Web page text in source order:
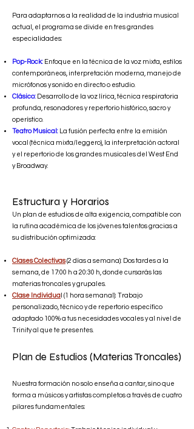
Para adaptarnos a la realidad de la industria musical
actual, el programa se divide en tres grandes
especialidades:
Pop-Rock: Enfoque en la técnica de la voz mixta, estilos
contemporáneos, interpretación moderna, manejo de
micrófonos y sonido en directo o estudio.
Clásico: Desarrollo de la voz lírica, técnica respiratoria
profunda, resonadores y repertorio histórico, sacro y
operístico.
Teatro Musical: La fusión perfecta entre la emisión
vocal (técnica mixta/leggero), la interpretación actoral
y el repertorio de los grandes musicales del West End
y Broadway.
Estructura y Horarios
Un plan de estudios de alta exigencia, compatible con
la rutina académica de los jóvenes talentos gracias a
su distribución optimizada:
Clases Colectivas(2 días a semana): Dos tardes a la
semana, de 17:00 h a 20:30 h, donde cursarás las
materias troncales y grupales.
Clase Individua l (1 hora semanal): Trabajo
personalizado, técnico y de repertorio específico
adaptado 100% a tus necesidades vocales y al nivel de
Trinity al que te presentes.
Plan de Estudios (Materias Troncales)
Nuestra formación no solo enseña a cantar, sino que
forma a músicos y artistas completos a través de cuatro
pilares fundamentales: